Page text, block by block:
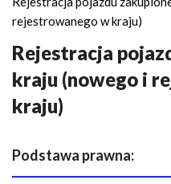
e
ż
k
n
a
i
rejestrowanego w kraju)
Rejestracja
kraju (nowego i
kraju)
Podstawa prawna: